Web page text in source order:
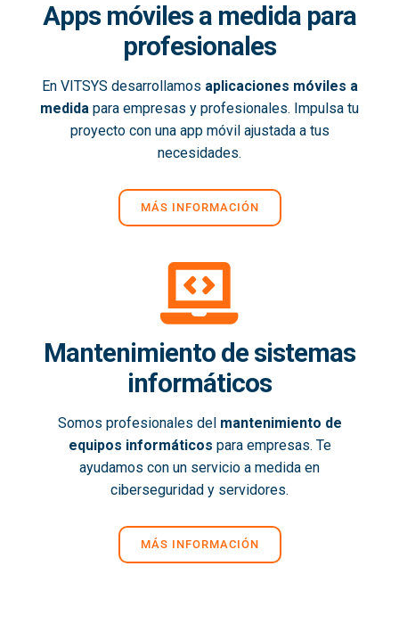
Apps móviles a medida para
profesionales
En VITSYS desarrollamos aplicaciones móviles a
medida para empresas y profesionales. Impulsa tu
proyecto con una app móvil ajustada a tus
necesidades.
MÁS INFORMACIÓN
Mantenimiento de sistemas
informáticos
Somos profesionales del mantenimiento de
equipos informáticos para empresas. Te
ayudamos con un servicio a medida en
ciberseguridad y servidores.
MÁS INFORMACIÓN